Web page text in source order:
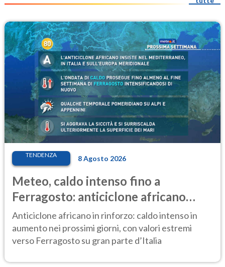
TENDENZA 8 Agosto 2026
Meteo, caldo intenso fino a
Ferragosto: anticiclone africano
ancora protagonista
Anticiclone africano in rinforzo: caldo intenso in
aumento nei prossimi giorni, con valori estremi
verso Ferragosto su gran parte d’Italia